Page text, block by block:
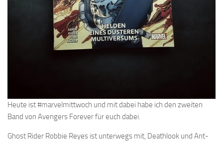
Heute ist #marvelmittwoch und mit dabei habe ich den zweiten
Band von Avengers Forever für euch dabei.
Ghost Rider Robbie Reyes ist unterwegs mit, Deathlook und Ant-